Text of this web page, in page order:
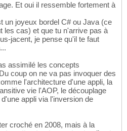
Et oui il ressemble fortement à
un joyeux bordel C# ou Java (ce
les cas) et que tu n'arrive pas à
jacent, je pense qu'il te faut
assimilé les concepts
coup on ne va pas invoquer des
l'architecture d'une appli, la
vie l'AOP, le découplage
appli via l'inversion de
croché en 2008, mais à la